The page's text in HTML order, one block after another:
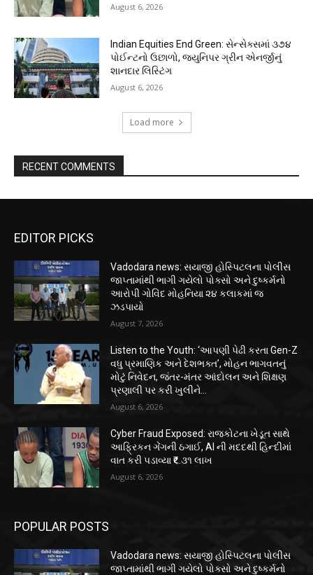
August 6, 2026
Indian Equities End Green: સેન્સેક્સમાં ૩૭૪
પોઈન્ટનો ઉછાળો, જ્યુનિપર ગ્રીન એનર્જીનું
શાનદાર લિસ્ટિંગ
August 6, 2026
Load more
RECENT COMMENTS
EDITOR PICKS
Vadodara news: સયાજી હોસ્પિટલના પોલીસ
જાપ્તામાંથી ભાગી ગયેલો પોક્સો અને દુષ્કર્મનો
આરોપી ગોવિંદ મોહનિયા ૨૪ કલાકમાં જ
ઝડપાયો
August 7, 2026
Listen to the Youth: ‘આપણી પેઢી કરતા Gen-Z
વધુ પ્રમાણિક અને દેશભક્ત’, મોહન ભાગવતનું
મોટું નિવેદન, જંતર-મંતર આંદોલન અને શિક્ષણ
પ્રણાલી પર કરી ખુલીને...
August 6, 2026
Cyber Fraud Exposed: રાજકોટના ખેડૂત સાથે
આફ્રિકન ગેંગની ઠગાઈ, AI ની મદદથી હિન્દીમાં
વાત કરી પડાવ્યા ₹૬.૩૧ લાખ
August 6, 2026
POPULAR POSTS
Vadodara news: સયાજી હોસ્પિટલના પોલીસ
જાપ્તામાંથી ભાગી ગયેલો પોક્સો અને દુષ્કર્મનો